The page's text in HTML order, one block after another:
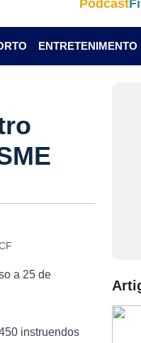
Podcast
ENTRETENIMENTO
a 25 de
instruendos